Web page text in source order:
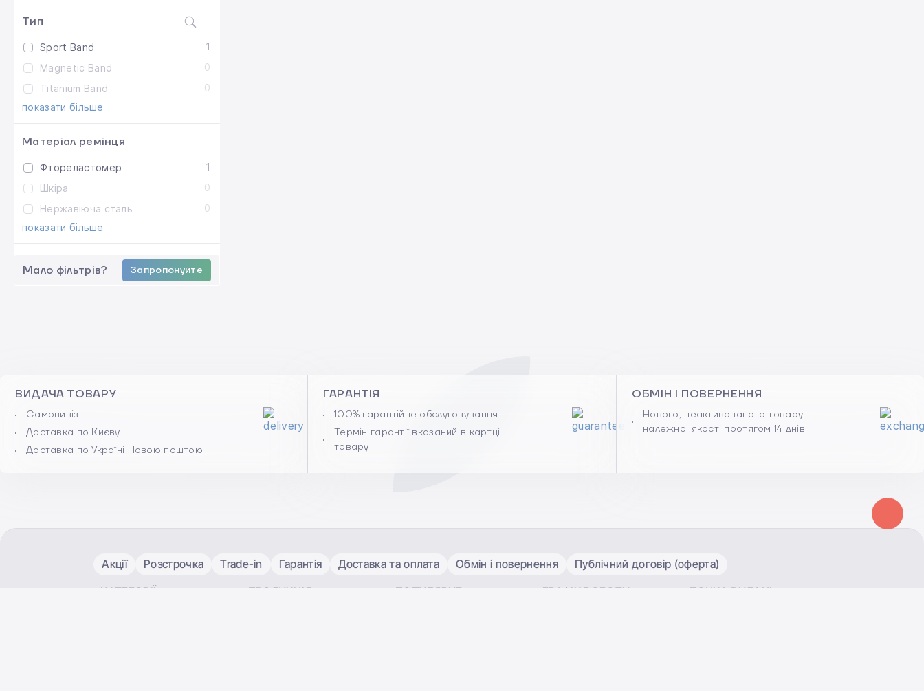
Тип
Sport Band
1
Magnetic Band
0
Titanium Band
0
показати більше
Матеріал ремінця
Фтореластомер
1
Шкіра
0
Нержавіюча сталь
0
показати більше
Мало фільтрів? Запропонуйте
ВИДАЧА ТОВАРУ
Самовивіз
Доставка по Києву
Доставка по Україні Новою поштою
ГАРАНТІЯ
100% гарантійне обслуговування
Термін гарантії вказаний в картці
товару
ОБМІН І ПОВЕРНЕННЯ
Нового, неактивованого товару
належної якості протягом 14 днів
Акції Розстрочка Trade-in Гарантія Доставка та оплата Обмін і повернення Публічний договір (оферта)
КАТЕГОРІЇ
ПРОДУКЦІЯ
ПОПУЛЯРНЕ
ГРАФІК РОБОТИ
ТОЧКА ВИДАЧІ